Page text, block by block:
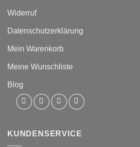
Widerruf
Datenschutzerklärung
Mein Warenkorb
Meine Wunschliste
Blog
KUNDENSERVICE